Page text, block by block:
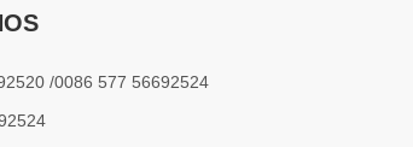
/0086 577 56692524